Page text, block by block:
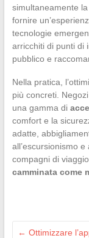
simultaneamente la
fornire
tecnologie
arricchiti di punti di
pubblico e
Nella pratica,
più concreti.
una gamma di
comfort e la
adatte,
all’escursionismo
compagni di
camminata come
← Ottimizzare